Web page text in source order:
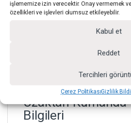
işlememize izin verecektir. Onay vermemek
özellikleri ve işlevleri olumsuz etkileyebilir.
Kabul et
Reddet
Tercihleri
Çerez PolitikasıGizlilik
Uzaktan Kumanda
Bilgileri